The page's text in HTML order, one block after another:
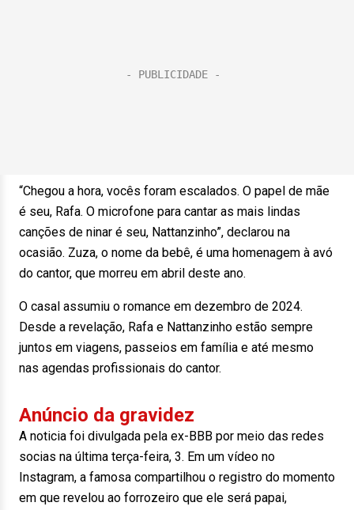
“Chegou a hora, vocês foram escalados. O papel de mãe
é seu, Rafa. O microfone para cantar as mais lindas
canções de ninar é seu, Nattanzinho”, declarou na
ocasião. Zuza, o nome da bebê, é uma homenagem à avó
do cantor, que morreu em abril deste ano.
O casal assumiu o romance em dezembro de 2024.
Desde a revelação, Rafa e Nattanzinho estão sempre
juntos em viagens, passeios em família e até mesmo
nas agendas profissionais do cantor.
Anúncio da gravidez
A noticia foi divulgada pela ex-BBB por meio das redes
socias na última terça-feira, 3. Em um vídeo no
Instagram, a famosa compartilhou o registro do momento
em que revelou ao forrozeiro que ele será papai,